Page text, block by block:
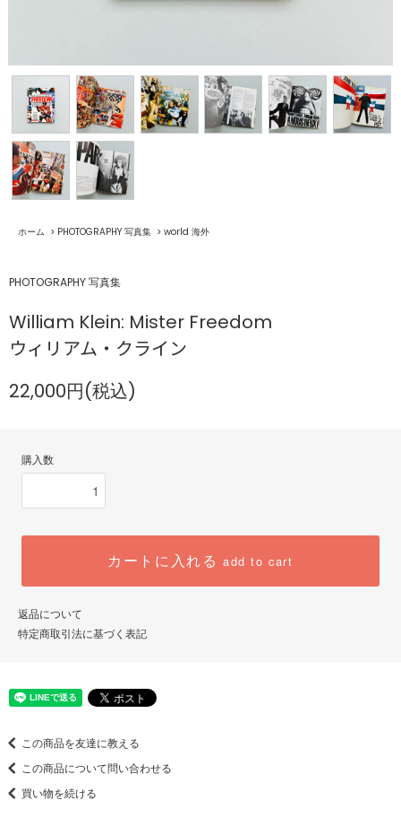
ホーム > PHOTOGRAPHY 写真集 > world 海外
PHOTOGRAPHY 写真集
William Klein: Mister Freedom
ウィリアム・クライン
22,000円(税込)
購入数
カートに入れるadd to cart
返品について
特定商取引法に基づく表記
この商品を友達に教える
この商品について問い合わせる
買い物を続ける